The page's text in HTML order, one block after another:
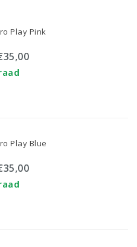
Play Pink
Play Blue